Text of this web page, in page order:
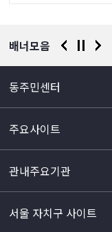
배너모음
찰청 유실물 통합포털
동주민센터
주요사이트
관내주요기관
서울 자치구 사이트